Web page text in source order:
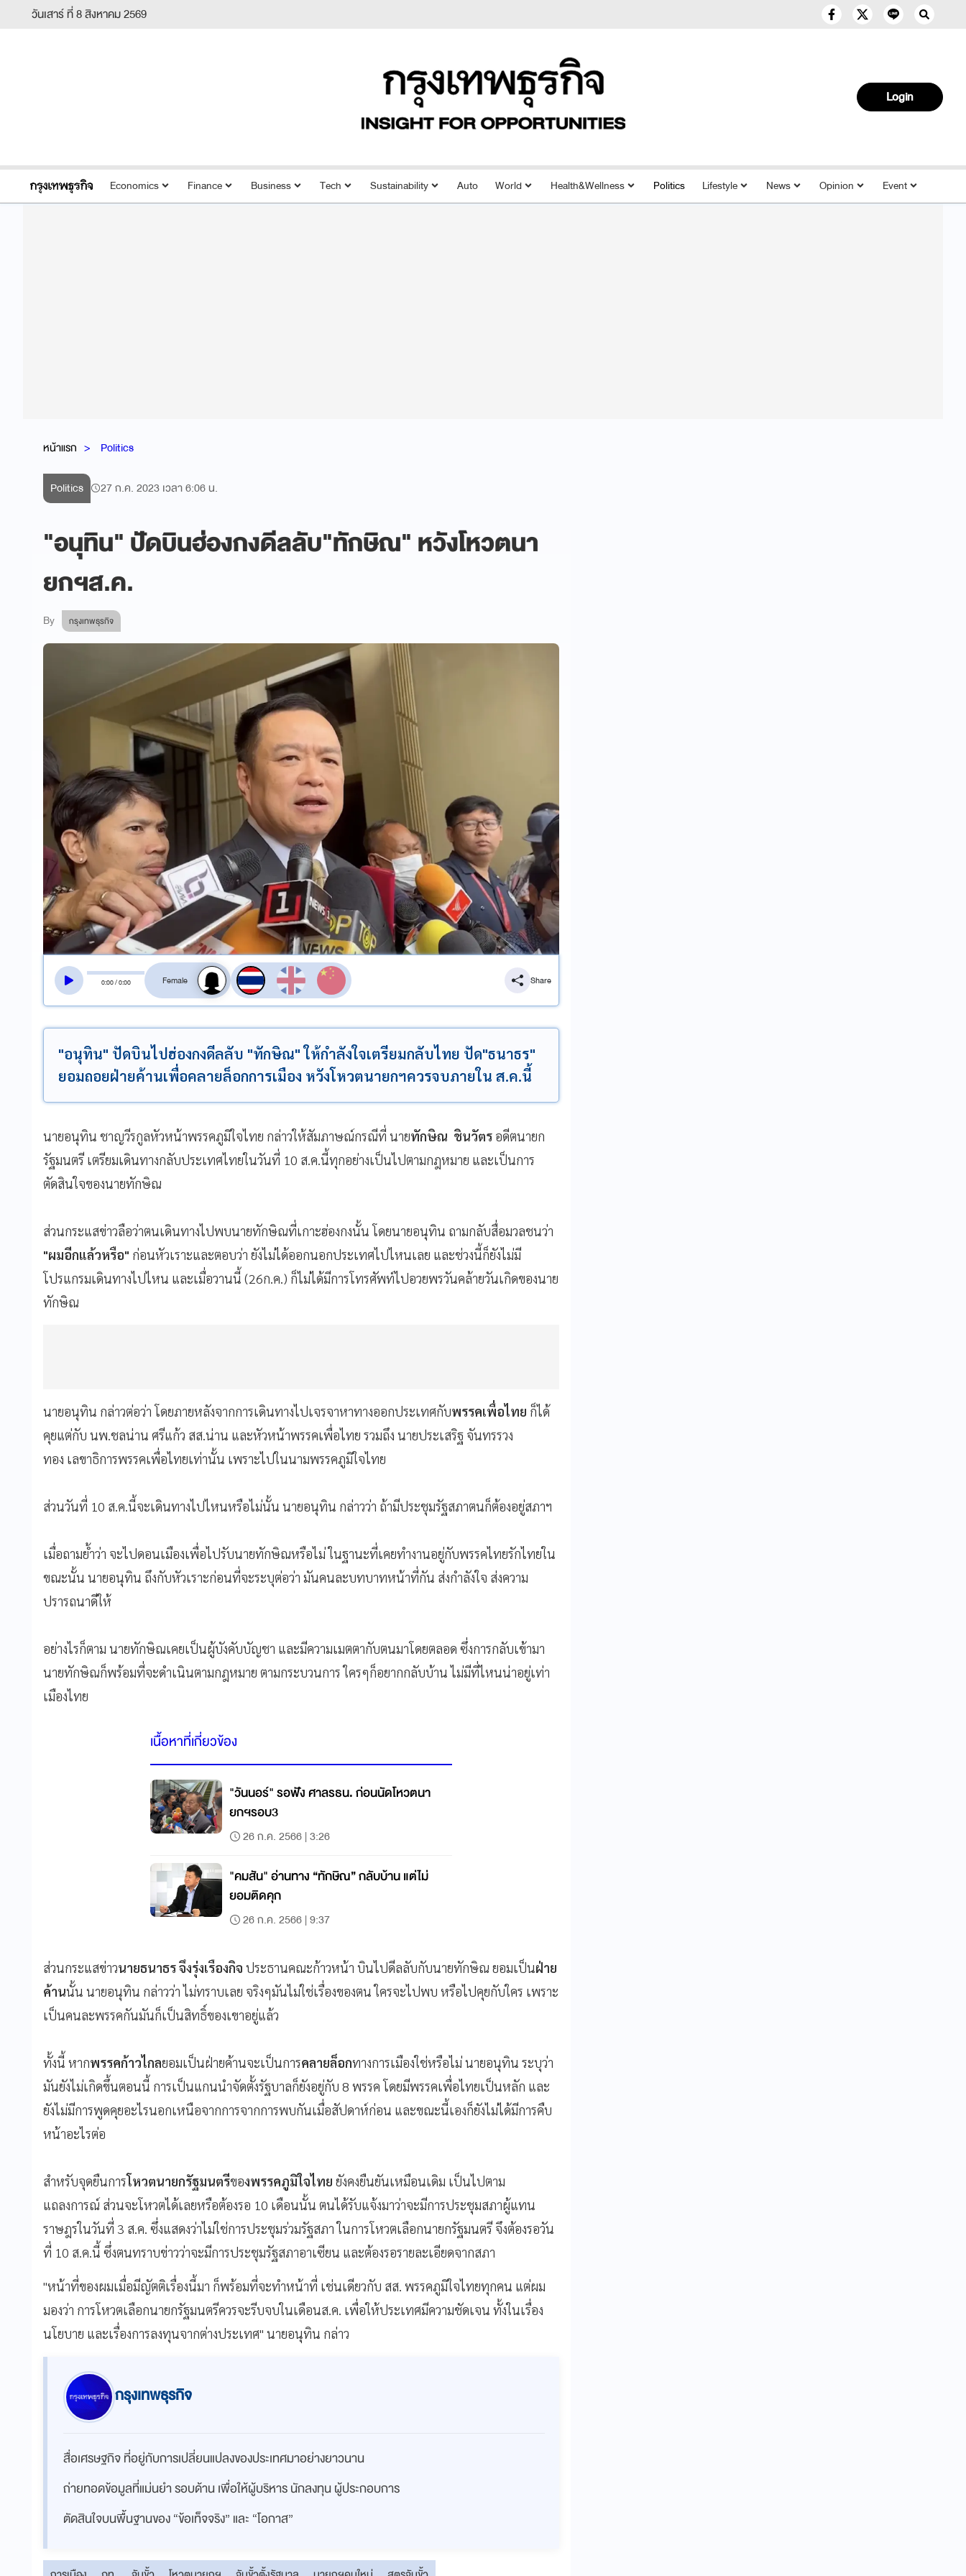
วันเสาร์ ที่ 8 สิงหาคม 2569
Login
Economics Finance Business Tech Sustainability Auto World Health&Wellness Politics Lifestyle News Opinion Event
หน้าแรก Politics
Politics 27 ก.ค. 2023 เวลา 6:06 น.
"อนุทิน" ปัดบินฮ่องกงดีลลับ"ทักษิณ" หวังโหวตนา
ยกฯส.ค.
By กรุงเทพธุรกิจ
0:00/0:00
สลับเสียงอ่าน
Share
"อนุทิน" ปัดบินไปฮ่องกงดีลลับ "ทักษิณ" ให้กำลังใจเตรียมกลับไทย ปัด"ธนาธร"
ยอมถอยฝ่ายค้านเพื่อคลายล็อกการเมือง หวังโหวตนายกฯควรจบภายใน ส.ค.นี้
นายอนุทิน ชาญวีรกูลหัวหน้าพรรคภูมิใจไทย กล่าวให้สัมภาษณ์กรณีที่ นายทักษิณ ชินวัตร อดีตนายก
รัฐมนตรี เตรียมเดินทางกลับประเทศไทยในวันที่ 10 ส.ค.นี้ทุกอย่างเป็นไปตามกฎหมาย และเป็นการ
ตัดสินใจของนายทักษิณ
ส่วนกระแสข่าวลือว่าตนเดินทางไปพบนายทักษิณที่เกาะฮ่องกงนั้น โดยนายอนุทิน ถามกลับสื่อมวลชนว่า
"ผมอีกแล้วหรือ" ก่อนหัวเราะและตอบว่า ยังไม่ได้ออกนอกประเทศไปไหนเลย และช่วงนี้ก็ยังไม่มี
โปรแกรมเดินทางไปไหน และเมื่อวานนี้ (26ก.ค.) ก็ไม่ได้มีการโทรศัพท์ไปอวยพรวันคล้ายวันเกิดของนาย
ทักษิณ
นายอนุทิน กล่าวต่อว่า โดยภายหลังจากการเดินทางไปเจรจาหาทางออกประเทศกับพรรคเพื่อไทย ก็ได้
คุยแต่กับ นพ.ชลน่าน ศรีแก้ว สส.น่าน และหัวหน้าพรรคเพื่อไทย รวมถึง นายประเสริฐ จันทรรวง
ทอง เลขาธิการพรรคเพื่อไทยเท่านั้น เพราะไปในนามพรรคภูมิใจไทย
ส่วนวันที่ 10 ส.ค.นี้จะเดินทางไปไหนหรือไม่นั้น นายอนุทิน กล่าวว่า ถ้ามีประชุมรัฐสภาตนก็ต้องอยู่สภาฯ
เมื่อถามย้ำว่า จะไปดอนเมืองเพื่อไปรับนายทักษิณหรือไม่ ในฐานะที่เคยทำงานอยู่กับพรรคไทยรักไทยใน
ขณะนั้น นายอนุทิน ถึงกับหัวเราะก่อนที่จะระบุต่อว่า มันคนละบทบาทหน้าที่กัน ส่งกำลังใจ ส่งความ
ปรารถนาดีให้
อย่างไรก็ตาม นายทักษิณเคยเป็นผู้บังคับบัญชา และมีความเมตตากับตนมาโดยตลอด ซึ่งการกลับเข้ามา
นายทักษิณก็พร้อมที่จะดำเนินตามกฎหมาย ตามกระบวนการ ใครๆก็อยากกลับบ้าน ไม่มีที่ไหนน่าอยู่เท่า
เมืองไทย
เนื้อหาที่เกี่ยวข้อง
"วันนอร์" รอฟัง ศาลรธน. ก่อนนัดโหวตนา
ยกฯรอบ3
26 ก.ค. 2566 | 3:26
"คมสัน" อ่านทาง “ทักษิณ” กลับบ้าน แต่ไม่
ยอมติดคุก
26 ก.ค. 2566 | 9:37
ส่วนกระแสข่าวนายธนาธร จึงรุ่งเรืองกิจ ประธานคณะก้าวหน้า บินไปดีลลับกับนายทักษิณ ยอมเป็นฝ่าย
ค้านนั้น นายอนุทิน กล่าวว่า ไม่ทราบเลย จริงๆมันไม่ใช่เรื่องของตน ใครจะไปพบ หรือไปคุยกับใคร เพราะ
เป็นคนละพรรคกันมันก็เป็นสิทธิ์ของเขาอยู่แล้ว
ทั้งนี้ หากพรรคก้าวไกลยอมเป็นฝ่ายค้านจะเป็นการคลายล็อกทางการเมืองใช่หรือไม่ นายอนุทิน ระบุว่า
มันยังไม่เกิดขึ้นตอนนี้ การเป็นแกนนำจัดตั้งรัฐบาลก็ยังอยู่กับ 8 พรรค โดยมีพรรคเพื่อไทยเป็นหลัก และ
ยังไม่มีการพูดคุยอะไรนอกเหนือจากการจากการพบกันเมื่อสัปดาห์ก่อน และขณะนี้เองก็ยังไม่ได้มีการคืบ
หน้าอะไรต่อ
สำหรับจุดยืนการโหวตนายกรัฐมนตรีของพรรคภูมิใจไทย ยังคงยืนยันเหมือนเดิม เป็นไปตาม
แถลงการณ์ ส่วนจะโหวตได้เลยหรือต้องรอ 10 เดือนนั้น ตนได้รับแจ้งมาว่าจะมีการประชุมสภาผู้แทน
ราษฎรในวันที่ 3 ส.ค. ซึ่งแสดงว่าไม่ใช่การประชุมร่วมรัฐสภา ในการโหวตเลือกนายกรัฐมนตรี จึงต้องรอวัน
ที่ 10 ส.ค.นี้ ซึ่งตนทราบข่าวว่าจะมีการประชุมรัฐสภาอาเซียน และต้องรอรายละเอียดจากสภา
"หน้าที่ของผมเมื่อมีญัตติเรื่องนี้มา ก็พร้อมที่จะทำหน้าที่ เช่นเดียวกับ สส. พรรคภูมิใจไทยทุกคน แต่ผม
มองว่า การโหวตเลือกนายกรัฐมนตรีควรจะรีบจบในเดือนส.ค. เพื่อให้ประเทศมีความชัดเจน ทั้งในเรื่อง
นโยบาย และเรื่องการลงทุนจากต่างประเทศ" นายอนุทิน กล่าว
กรุงเทพธุรกิจ
สื่อเศรษฐกิจ ที่อยู่กับการเปลี่ยนแปลงของประเทศมาอย่างยาวนาน
ถ่ายทอดข้อมูลที่แม่นยำ รอบด้าน เพื่อให้ผู้บริหาร นักลงทุน ผู้ประกอบการ
ตัดสินใจบนพื้นฐานของ “ข้อเท็จจริง” และ “โอกาส”